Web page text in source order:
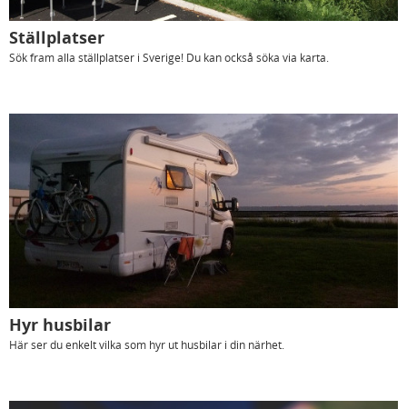
Ställplatser
Sök fram alla ställplatser i Sverige! Du kan också söka via karta.
Hyr husbilar
Här ser du enkelt vilka som hyr ut husbilar i din närhet.